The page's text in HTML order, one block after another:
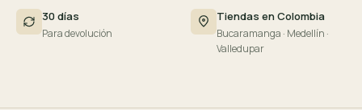
30 días
Para devolución
Tiendas en Colombia
Bucaramanga · Medellín ·
Valledupar